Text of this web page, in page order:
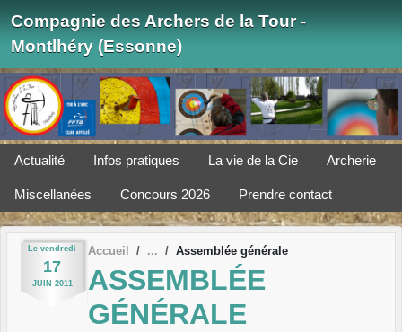
Compagnie des Archers de la Tour -
Montlhéry (Essonne)
Actualité Infos pratiques La vie de la Cie Archerie
Miscellanées Concours 2026 Prendre contact
Le vendredi
17
JUIN 2011
Accueil Assemblée générale
ASSEMBLÉE
GÉNÉRALE